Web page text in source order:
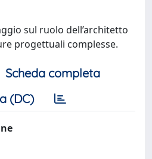
sul ruolo dell’architetto
progettuali complesse.
Scheda completa
(DC)